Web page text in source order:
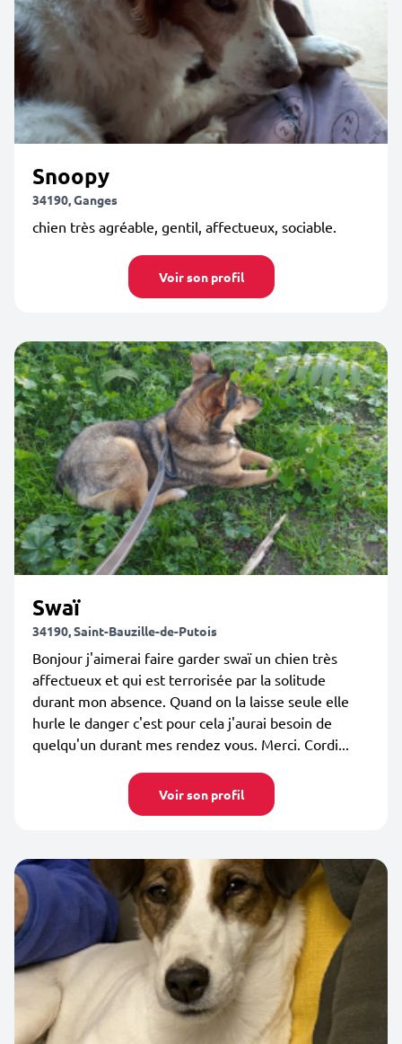
Snoopy
34190, Ganges
chien très agréable, gentil, affectueux, sociable.
Voir son profil
Swaï
34190, Saint-Bauzille-de-Putois
Bonjour j'aimerai faire garder swaï un chien très
affectueux et qui est terrorisée par la solitude
durant mon absence. Quand on la laisse seule elle
hurle le danger c'est pour cela j'aurai besoin de
quelqu'un durant mes rendez vous. Merci. Cordi...
Voir son profil